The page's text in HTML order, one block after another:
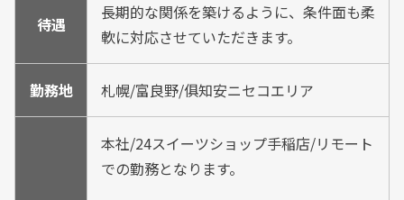
待遇
長期的な関係を築けるように、条件面も柔
軟に対応させていただきます。
勤務地 札幌/富良野/俱知安ニセコエリア
本社/24スイーツショップ手稲店/リモート
での勤務となります。